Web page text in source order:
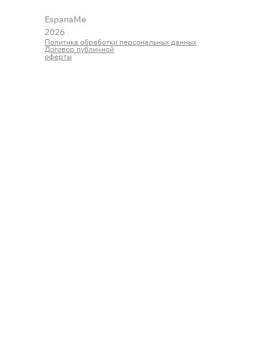
EspanaMe
2026
Политика обработки персональных данных
Договор публичной
оферты